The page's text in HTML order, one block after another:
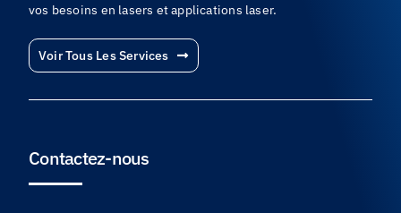
vos besoins en lasers et applications laser.
Voir Tous Les Services
Contactez-nous